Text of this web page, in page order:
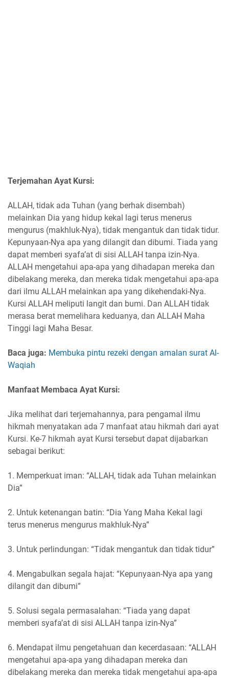
Terjemahan Ayat Kursi:
ALLAH, tidak ada Tuhan (yang berhak disembah)
melainkan Dia yang hidup kekal lagi terus menerus
mengurus (makhluk-Nya), tidak mengantuk dan tidak tidur.
Kepunyaan-Nya apa yang dilangit dan dibumi. Tiada yang
dapat memberi syafa’at di sisi ALLAH tanpa izin-Nya.
ALLAH mengetahui apa-apa yang dihadapan mereka dan
dibelakang mereka, dan mereka tidak mengetahui apa-apa
dari ilmu ALLAH melainkan apa yang dikehendaki-Nya.
Kursi ALLAH meliputi langit dan bumi. Dan ALLAH tidak
merasa berat memelihara keduanya, dan ALLAH Maha
Tinggi lagi Maha Besar.
Baca juga: Membuka pintu rezeki dengan amalan surat Al-
Waqiah
Manfaat Membaca Ayat Kursi:
Jika melihat dari terjemahannya, para pengamal ilmu
hikmah menyatakan ada 7 manfaat atau hikmah dari ayat
Kursi. Ke-7 hikmah ayat Kursi tersebut dapat dijabarkan
sebagai berikut:
1. Memperkuat iman: “ALLAH, tidak ada Tuhan melainkan
Dia”
2. Untuk ketenangan batin: “Dia Yang Maha Kekal lagi
terus menerus mengurus makhluk-Nya”
3. Untuk perlindungan: “Tidak mengantuk dan tidak tidur”
4. Mengabulkan segala hajat: “Kepunyaan-Nya apa yang
dilangit dan dibumi”
5. Solusi segala permasalahan: “Tiada yang dapat
memberi syafa’at di sisi ALLAH tanpa izin-Nya”
6. Mendapat ilmu pengetahuan dan kecerdasaan: “ALLAH
mengetahui apa-apa yang dihadapan mereka dan
dibelakang mereka dan mereka tidak mengetahui apa-apa